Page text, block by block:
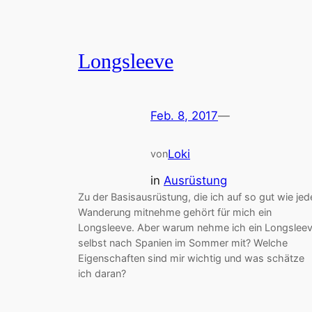
Longsleeve
Feb. 8, 2017—
vonLoki
in Ausrüstung
Zu der Basisausrüstung, die ich auf so gut wie
Wanderung mitnehme gehört für mich ein
Longsleeve. Aber warum nehme ich ein
selbst nach Spanien im Sommer mit? Welche
Eigenschaften sind mir wichtig und was schätze
ich daran?